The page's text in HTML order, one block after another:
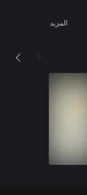
المزيد